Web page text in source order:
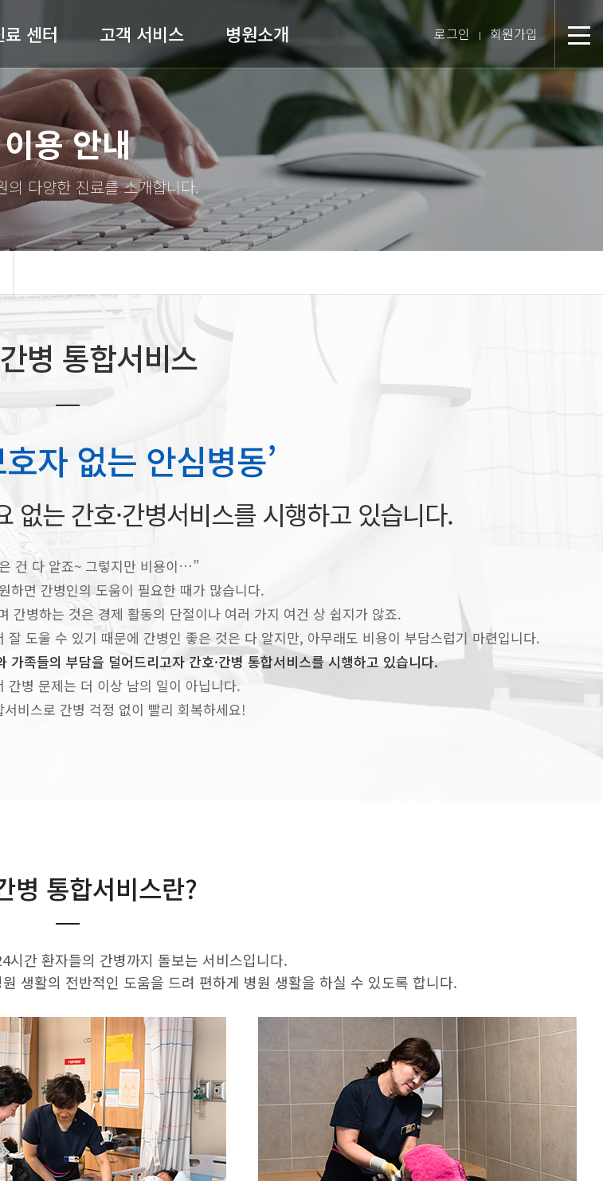
분
료 센터
척추센터
관절센터
수술센터
내과
재활센터
고객 서비스
공지사항
전문의 상담
온라인예약
완쾌 스토리
고객의 소리
언론보도
뉴스레터
병원소개
병원장 인사말
미션 & 핵심경영방침
척병원 스토리
스텝 소개
의료장비 소개
로그인 회원가입
이용 안내
병 통합서비스
자 없는 안심병동’
없는 간호·간병서비스를 시행하고 있습니다.
건 다 알죠~ 그렇지만 비용이…”
하면 간병인의 도움이 필요한 때가 많습니다.
간병하는 것은 경제 활동의 단절이나 여러 가지 여건 상 쉽지가 않죠.
도울 수 있기 때문에 간병인 좋은 것은 다 알지만, 아무래도 비용이 부담스럽기 마련입니다.
가족들의 부담을 덜어드리고자 간호·간병 통합서비스를 시행하고 있습니다.
간병 문제는 더 이상 남의 일이 아닙니다.
서비스로 간병 걱정 없이 빨리 회복하세요!
병 통합서비스란?
시간 환자들의 간병까지 돌보는 서비스입니다.
생활의 전반적인 도움을 드려 편하게 병원 생활을 하실 수 있도록 합니다.